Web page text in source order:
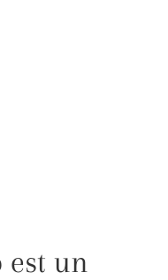
est un